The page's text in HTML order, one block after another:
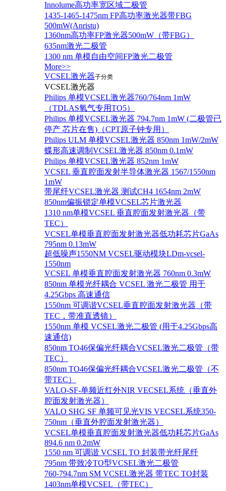
Innolume高功率宽区域二极管
1435-1465-1475nm FP高功率激光器带FBG
500mW(Anristu)
1360nm高功率FP激光器500mW（带FBG）
635nm激光二极管
1300 nm 单模自由空间FP激光二极管
More>>
VCSEL激光器子分类
VCSEL激光器
Philips 单模VCSEL激光器760/764nm 1mW
（TDLAS氧气专用TO5）
Philips 单模VCSEL激光器 794.7nm 1mW (二极管已
停产 芯片在售)（CPT原子钟专用）
Philips ULM 单模VCSEL激光器 850nm 1mW/2mW
蝶形高速调制VCSEL激光器 850nm 0.1mW
Philips 单模VCSEL激光器 852nm 1mW
VCSEL 垂直腔面发射半导体激光器 1567/1550nm
1mW
带尾纤VCSEL激光器 测试CH4 1654nm 2mW
850nm偏振锁定单模VCSEL芯片激光器
1310 nm单模VCSEL 垂直腔面发射激光器（带
TEC）
VCSEL单模垂直腔面发射激光器低功耗芯片GaAs
795nm 0.13mW
超低噪声1550NM VCSEL驱动模块LDm-vcsel-
1550nm
VCSEL 单模垂直腔面发射激光器 760nm 0.3mW
850nm 单模光纤耦合 VCSEL 激光二极管 用于
4.25Gbps 高速通信
1550nm 可调谐VCSEL垂直腔面发射激光器（带
TEC，带准直透镜）
1550nm 单模 VCSEL激光二极管 (用于4.25Gbps高
速通信)
850nm TO46保偏光纤耦合VCSEL激光二极管（带
TEC）
850nm TO46保偏光纤耦合VCSEL激光二极管（不
带TEC）
VALO-SF-单频近红外NIR VECSEL系统（垂直外
腔面发射激光器）
VALO SHG SF 单频可见光VIS VECSEL系统350-
750nm（垂直外腔面发射激光器）
VCSEL单模垂直腔面发射激光器低功耗芯片GaAs
894.6 nm 0.2mW
1550 nm 可调谐 VCSEL TO 封装带光纤尾纤
795nm 带致冷TO型VCSEL激光二极管
760-794.7nm SM VCSEL激光器 带TEC TO封装
1403nm单模VCSEL（带TEC）